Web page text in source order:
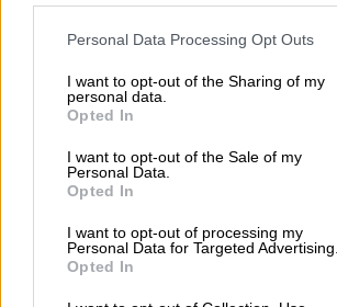
Please note that this website/app uses one
not limited to your visit or usage behaviour.
grant or deny consent to Google and its
use your data for below specified purposes
consent section.
Personal Data Processing Opt Outs
I want to opt-out of the Sharing of my
personal data.
Opted In
I want to opt-out of the Sale of my
Personal Data.
Opted In
I want to opt-out of processing my
Personal Data for Targeted Advertising.
Opted In
Αθλητισμός |12.11.2025 21:30